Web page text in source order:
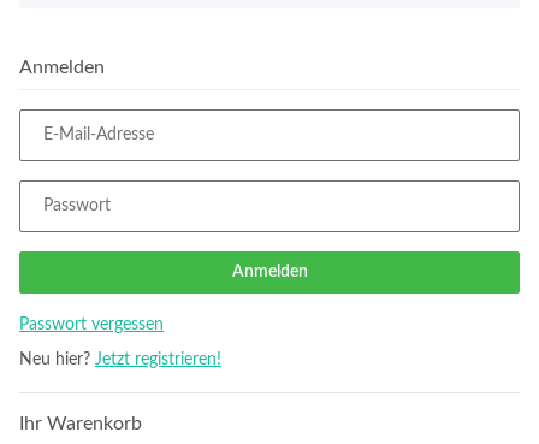
Anmelden
E-Mail-Adresse
Passwort
Anmelden
Passwort vergessen
Neu hier? Jetzt registrieren!
Ihr Warenkorb